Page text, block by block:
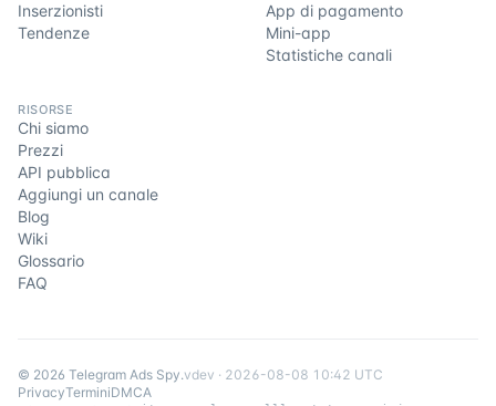
Inserzionisti
Tendenze
App di pagamento
Mini-app
Statistiche canali
RISORSE
Chi siamo
Prezzi
API pubblica
Aggiungi un canale
Blog
Wiki
Glossario
FAQ
© 2026 Telegram Ads Spy.vdev · 2026-08-08 10:42 UTC
PrivacyTerminiDMCA